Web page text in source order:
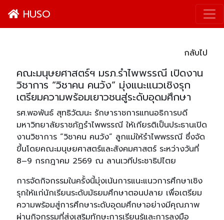
HUSO
กลับไป
คณะมนุษยศาสตร์ฯ มรภ.รำไพพรรณี เปิดงาน
วิชาการ “วิชาคน คนวัง” มุ่งแนะแนวเชิงรุก
เตรียมความพร้อมเยาวชนสู่ระดับอุดมศึกษา
รศ.พอพันธ์ สุทธิวัฒนะ รักษาราชการแทนอธิการบดี
มหาวิทยาลัยราชภัฏรำไพพรรณี ให้เกียรติเป็นประธานเปิด
งานวิชาการ “วิชาคน คนวัง” ลูกแม่ให้รำไพพรรณี ซึ่งจัด
ขึ้นโดยคณะมนุษยศาสตร์และสังคมศาสตร์ ระหว่างวันที่
8–9 กรกฎาคม 2569 ณ ลานเวทีประชาธิปไตย
การจัดกิจกรรมในครั้งนี้มุ่งเน้นการแนะแนวการศึกษาเชิง
รุกให้แก่นักเรียนระดับมัธยมศึกษาตอนปลาย เพื่อเตรียม
ความพร้อมสู่การศึกษาระดับอุดมศึกษาอย่างมีคุณภาพ
ผ่านกิจกรรมที่ส่งเสริมทักษะการเรียนรู้และการลงมือ